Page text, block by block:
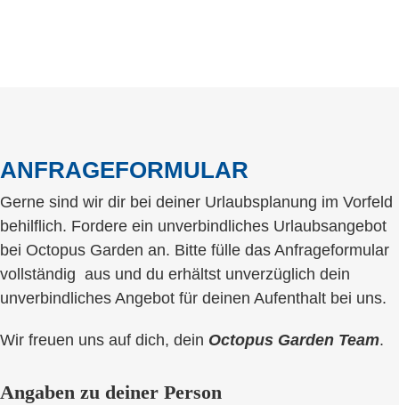
ANFRAGE­FORMULAR
Gerne sind wir dir bei deiner Urlaubsplanung im Vorfeld
behilflich. Fordere ein unverbindliches Urlaubsangebot
bei Octopus Garden an. Bitte fülle das Anfrageformular
vollständig aus und du erhältst unverzüglich dein
unverbindliches Angebot für deinen Aufenthalt bei uns.
Wir freuen uns auf dich, dein Octopus Garden Team.
Angaben zu deiner Person